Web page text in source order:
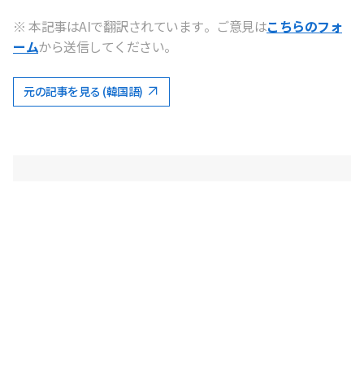
※ 本記事はAIで翻訳されています。ご意見はこちらのフォ
ームから送信してください。
元の記事を見る (韓国語)